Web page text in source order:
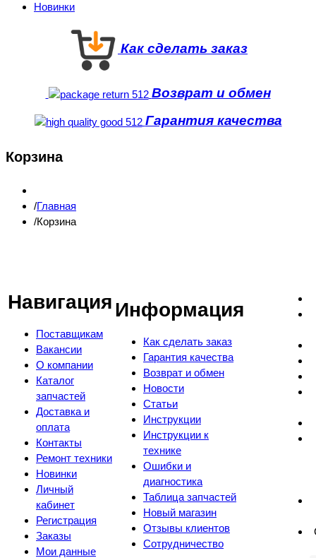
Новинки
Как сделать заказ
Возврат и обмен
Гарантия качества
Корзина
Главная
Корзина
Навигация
Поставщикам
Вакансии
О компании
Каталог
запчастей
Доставка и
оплата
Контакты
Ремонт техники
Новинки
Личный
кабинет
Регистрация
Заказы
Мои данные
Информация
Как сделать заказ
Гарантия качества
Возврат и обмен
Новости
Статьи
Инструкции
Инструкции к
технике
Ошибки и
диагностика
Таблица запчастей
Новый магазин
Отзывы клиентов
Сотрудничество